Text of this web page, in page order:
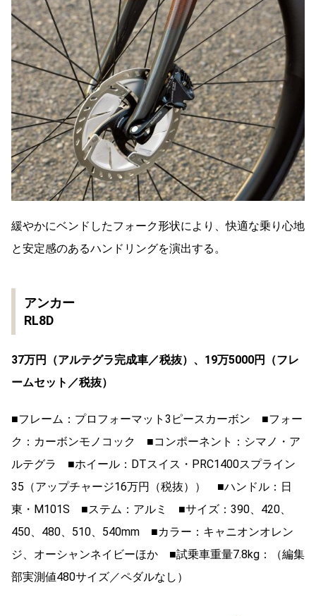
緩やかにベンドしたフォーク形状により、快適な乗り心地
と安定感のあるハンドリングを演出する。
アンカー
RL8D
37万円（アルテグラ完成車／税抜）、19万5000円（フレ
ームセット／税抜）
■フレーム：プロフォーマット3ピースカーボン ■フォー
ク：カーボンモノコック ■コンポーネント：シマノ・ア
ルテグラ ■ホイール：DTスイス・PRC1400スプライン
35（アップチャージ16万円（税抜）） ■ハンドル：日
東・M101S ■ステム：アルミ ■サイズ：390、420、
450、480、510、540mm ■カラー：キャニオンオレン
ジ、オーシャンネイビーほか ■試乗車重量7.8kg：（編集
部実測値480サイズ／ペダルなし）